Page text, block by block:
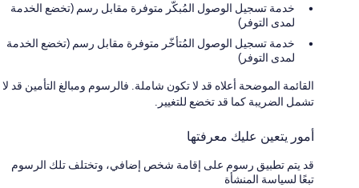
خدمة تسجيل الوصول المُبكّر متوفرة مقابل رسم (تخضع الخدمة
لمدى التوفر)
خدمة تسجيل الوصول المُتأخّر متوفرة مقابل رسم (تخضع الخدمة
لمدى التوفر)
القائمة الموضحة أعلاه قد لا تكون شاملة. فالرسوم ومبالغ التأمين قد لا
تشمل الضريبة كما قد تخضع للتغيير.
أمور يتعين عليك معرفتها
قد يتم تطبيق رسوم على إقامة شخص إضافي، وتختلف تلك الرسوم
تبعًا لسياسة المنشأة